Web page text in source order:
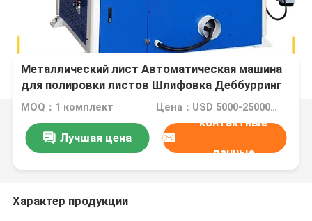
Металлический лист Автоматическая машина
для полировки листов Шлифовка Деббурринг
машина 2200 мм
MOQ：1 комплект Цена：USD 5000-25000 Dollar per set
Лучшая цена
контактные
данные
Характер продукции